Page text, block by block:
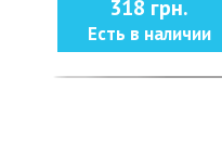
318 грн.
Есть в наличии